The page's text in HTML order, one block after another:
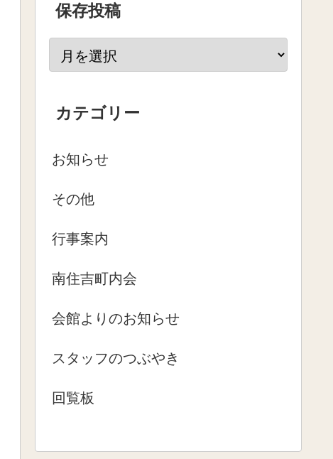
保存投稿
カテゴリー
お知らせ
その他
行事案内
南住吉町内会
会館よりのお知らせ
スタッフのつぶやき
回覧板